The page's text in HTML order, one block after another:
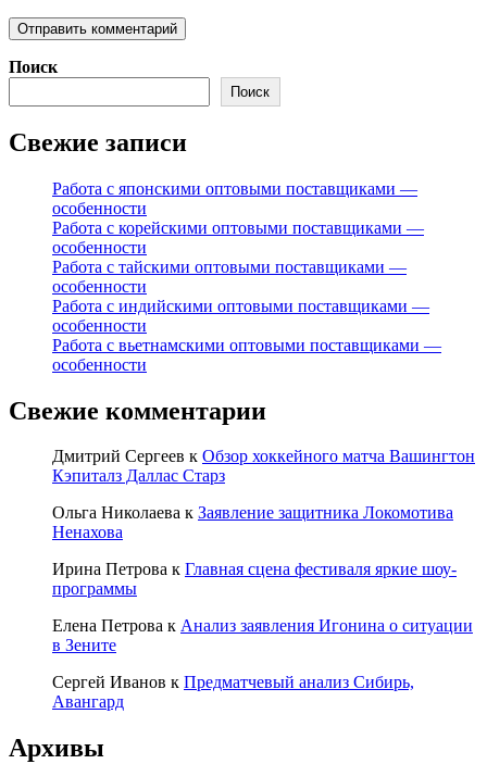
Поиск
Поиск
Свежие записи
Работа с японскими оптовыми поставщиками —
особенности
Работа с корейскими оптовыми поставщиками —
особенности
Работа с тайскими оптовыми поставщиками —
особенности
Работа с индийскими оптовыми поставщиками —
особенности
Работа с вьетнамскими оптовыми поставщиками —
особенности
Свежие комментарии
Дмитрий Сергеев к Обзор хоккейного матча Вашингтон
Кэпиталз Даллас Старз
Ольга Николаева к Заявление защитника Локомотива
Ненахова
Ирина Петрова к Главная сцена фестиваля яркие шоу-
программы
Елена Петрова к Анализ заявления Игонина о ситуации
в Зените
Сергей Иванов к Предматчевый анализ Сибирь,
Авангард
Архивы